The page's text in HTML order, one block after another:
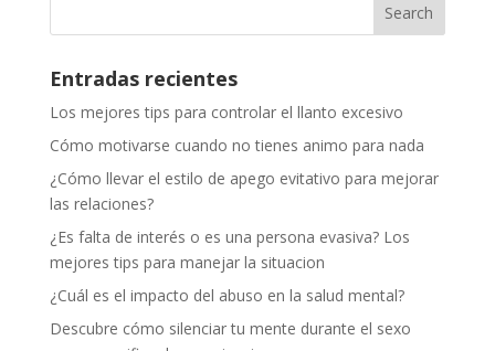
Entradas recientes
Los mejores tips para controlar el llanto excesivo
Cómo motivarse cuando no tienes animo para nada
¿Cómo llevar el estilo de apego evitativo para mejorar
las relaciones?
¿Es falta de interés o es una persona evasiva? Los
mejores tips para manejar la situacion
¿Cuál es el impacto del abuso en la salud mental?
Descubre cómo silenciar tu mente durante el sexo